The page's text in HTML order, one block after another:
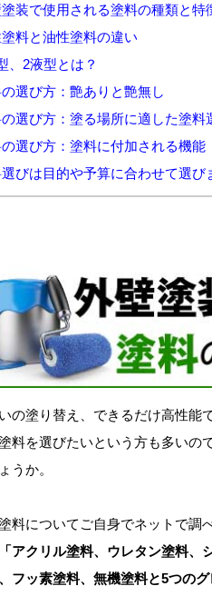
塗装で使用される塗料の種類と特
塗料と油性塗料の違い
、2液型とは？
の選び方：艶ありと艶無し
の選び方：塗る場所に適した塗料
の選び方：塗料に付加される機能
選びは目的や予算に合わせて選び
の塗り替え、できるだけ高性能
料を選びたいという方も多いの
うか。
料についてご自身でネットで調
「アクリル塗料、ウレタン塗料、
フッ素塗料、無機塗料と5つの